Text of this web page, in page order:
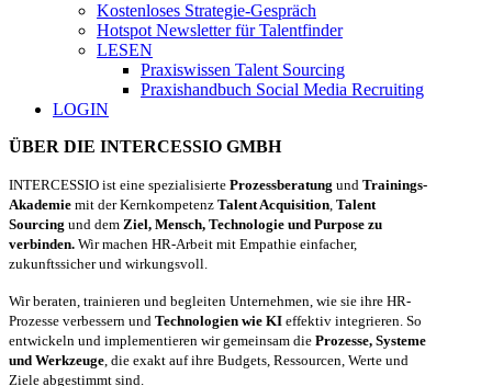
Kostenloses Strategie-Gespräch
Hotspot Newsletter für Talentfinder
LESEN
Praxiswissen Talent Sourcing
Praxishandbuch Social Media Recruiting
LOGIN
ÜBER DIE INTERCESSIO GMBH
INTERCESSIO ist eine spezialisierte Prozessberatung und Trainings-
Akademie mit der Kernkompetenz Talent Acquisition, Talent
Sourcing und dem Ziel, Mensch, Technologie und Purpose zu
verbinden. Wir machen HR-Arbeit mit Empathie einfacher,
zukunftssicher und wirkungsvoll.
Wir beraten, trainieren und begleiten Unternehmen, wie sie ihre HR-
Prozesse verbessern und Technologien wie KI effektiv integrieren. So
entwickeln und implementieren wir gemeinsam die Prozesse, Systeme
und Werkzeuge, die exakt auf ihre Budgets, Ressourcen, Werte und
Ziele abgestimmt sind.